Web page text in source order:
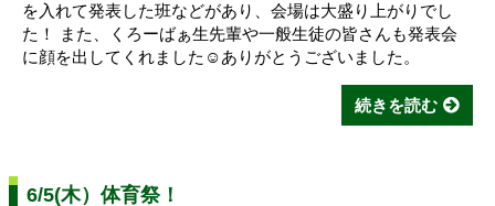
を入れて発表した班などがあり、会場は大盛り上がりでし
た！ また、くろーばぁ生先輩や一般生徒の皆さんも発表会
に顔を出してくれました☺ありがとうございました。
続きを読む
6/5(木）体育祭！